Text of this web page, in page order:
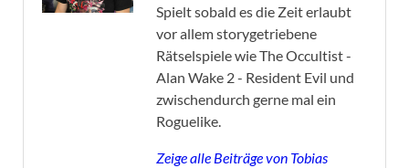
Spielt sobald es die Zeit erlaubt
vor allem storygetriebene
Rätselspiele wie The Occultist -
Alan Wake 2 - Resident Evil und
zwischendurch gerne mal ein
Roguelike.
Zeige alle Beiträge von Tobias